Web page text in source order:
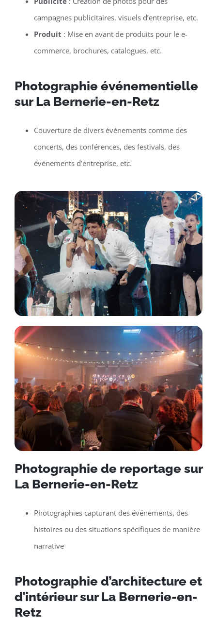
campagnes publicitaires, visuels d’entreprise, etc.
Produit : Mise en avant de produits pour le e-
commerce, brochures, catalogues, etc.
Photographie événementielle
sur La Bernerie-en-Retz
Couverture de divers événements comme des
concerts, des conférences, des festivals, des
événements d’entreprise, etc.
Photographie de reportage sur
La Bernerie-en-Retz
Photographies capturant des événements, des
histoires ou des situations spécifiques de manière
narrative
Photographie d’architecture et
d’intérieur sur La Bernerie-en-
Retz